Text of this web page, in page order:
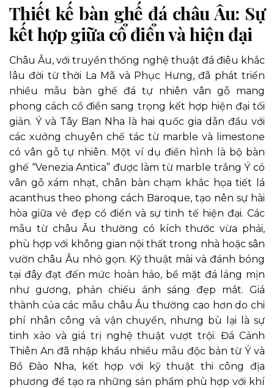
Thiết kế bàn ghế đá châu Âu: Sự
kết hợp giữa cổ điển và hiện đại
Châu Âu, với truyền thống nghệ thuật đá điêu khắc
lâu đời từ thời La Mã và Phục Hưng, đã phát triển
nhiều mẫu bàn ghế đá tự nhiên vân gỗ mang
phong cách cổ điển sang trọng kết hợp hiện đại tối
giản. Ý và Tây Ban Nha là hai quốc gia dẫn đầu với
các xưởng chuyên chế tác từ marble và limestone
có vân gỗ tự nhiên. Một ví dụ điển hình là bộ bàn
ghế “Venezia Antica” được làm từ marble trắng Ý có
vân gỗ xám nhạt, chân bàn chạm khắc họa tiết lá
acanthus theo phong cách Baroque, tạo nên sự hài
hòa giữa vẻ đẹp cổ điển và sự tinh tế hiện đại. Các
mẫu từ châu Âu thường có kích thước vừa phải,
phù hợp với không gian nội thất trong nhà hoặc sân
vườn châu Âu nhỏ gọn. Kỹ thuật mài và đánh bóng
tại đây đạt đến mức hoàn hảo, bề mặt đá láng mịn
như gương, phản chiếu ánh sáng đẹp mắt. Giá
thành của các mẫu châu Âu thường cao hơn do chi
phí nhân công và vận chuyển, nhưng bù lại là sự
tinh xảo và giá trị nghệ thuật vượt trội. Đá Cảnh
Thiên An đã nhập khẩu nhiều mẫu độc bản từ Ý và
Bồ Đào Nha, kết hợp với kỹ thuật thi công địa
phương để tạo ra những sản phẩm phù hợp với khí